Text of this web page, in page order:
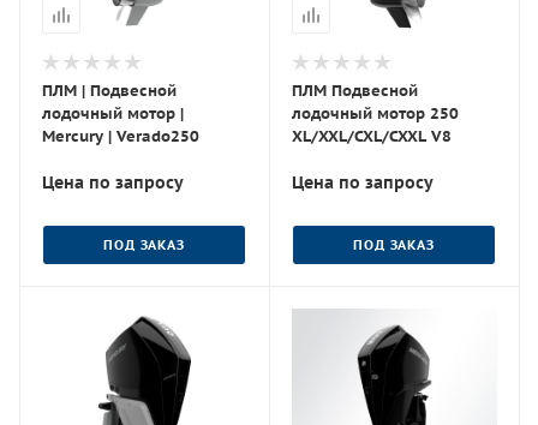
ПЛМ | Подвесной
лодочный мотор |
Mercury | Verado250
Цена по запросу
ПОД ЗАКАЗ
ПЛМ Подвесной
лодочный мотор 250
XL/XXL/CXL/CXXL V8
Цена по запросу
ПОД ЗАКАЗ